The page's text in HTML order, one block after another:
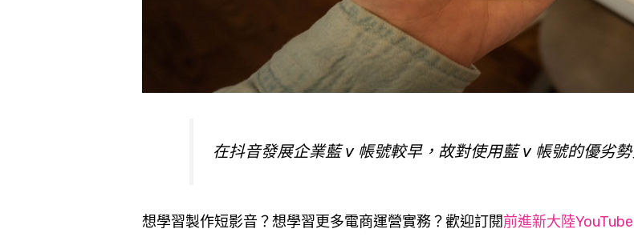
在抖音發展企業藍 v 帳號較早，故對使用藍 v 帳號的優劣
想學習製作短影音？想學習更多電商運營實務？歡迎訂閱前進新大陸YouTube